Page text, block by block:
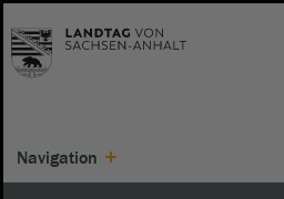
Navigation